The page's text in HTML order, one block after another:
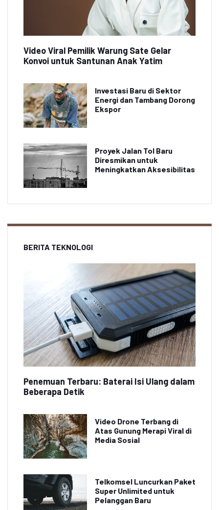
Video Viral Pemilik Warung Sate Gelar
Konvoi untuk Santunan Anak Yatim
Investasi Baru di Sektor
Energi dan Tambang Dorong
Ekspor
Proyek Jalan Tol Baru
Diresmikan untuk
Meningkatkan Aksesibilitas
BERITA TEKNOLOGI
Penemuan Terbaru: Baterai Isi Ulang dalam
Beberapa Detik
Video Drone Terbang di
Atas Gunung Merapi Viral di
Media Sosial
Telkomsel Luncurkan Paket
Super Unlimited untuk
Pelanggan Baru